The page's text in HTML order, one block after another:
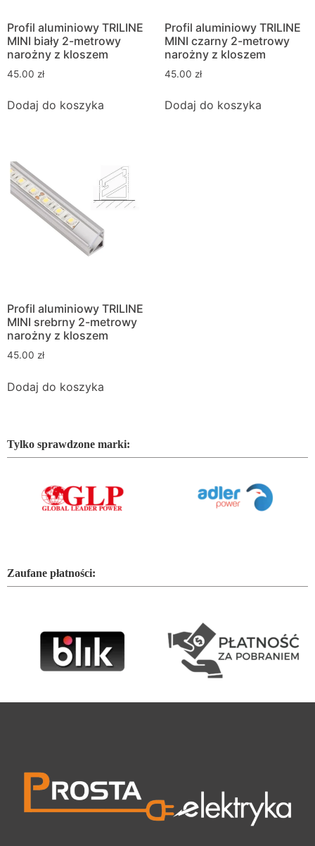
Profil aluminiowy TRILINE
MINI biały 2-metrowy
narożny z kloszem
45.00 zł
Dodaj do koszyka
Profil aluminiowy TRILINE
MINI czarny 2-metrowy
narożny z kloszem
45.00 zł
Dodaj do koszyka
Profil aluminiowy TRILINE
MINI srebrny 2-metrowy
narożny z kloszem
45.00 zł
Dodaj do koszyka
Tylko sprawdzone marki:
Zaufane płatności: